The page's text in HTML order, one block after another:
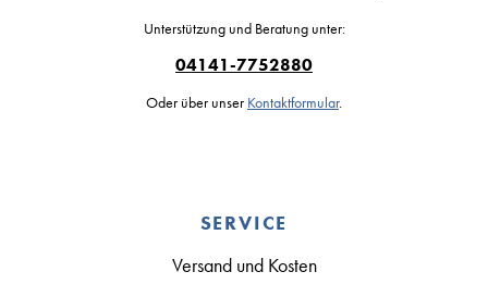
Unterstützung und Beratung unter:
04141-7752880
Oder über unser Kontaktformular.
SERVICE
Versand und Kosten